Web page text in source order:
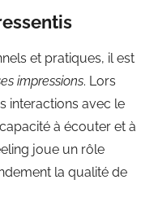
et pratiques, il est
impressions. Lors
interactions avec le
à écouter et à
joue un rôle
la qualité de